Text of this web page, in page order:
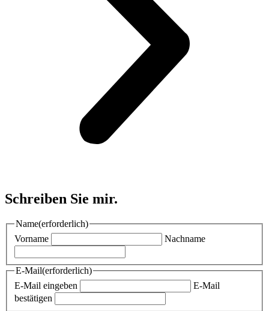
Schreiben Sie mir.
Name(erforderlich)
Vorname
Nachname
E-Mail(erforderlich)
E-Mail eingeben
E-Mail
bestätigen